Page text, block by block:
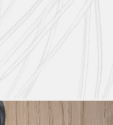
Käse aus dem Val di Fassa
Anbau, um traditionelle Rezepte
und das 'Restaurant Ort', das